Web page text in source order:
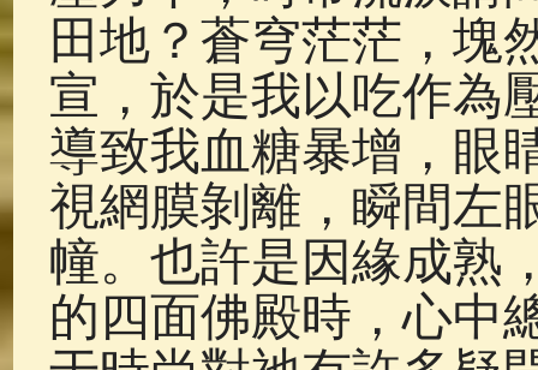
田地？蒼穹茫茫，塊
宣，於是我以吃作為
導致我血糖暴增，眼
視網膜剝離，瞬間左
幢。也許是因緣成熟
的四面佛殿時，心中